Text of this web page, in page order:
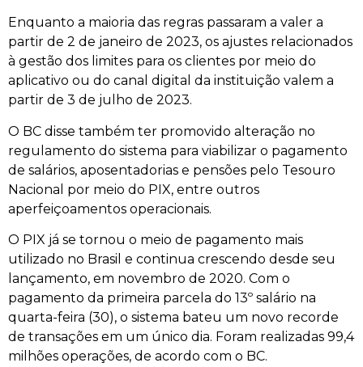
Enquanto a maioria das regras passaram a valer a
partir de 2 de janeiro de 2023, os ajustes relacionados
à gestão dos limites para os clientes por meio do
aplicativo ou do canal digital da instituição valem a
partir de 3 de julho de 2023.
O BC disse também ter promovido alteração no
regulamento do sistema para viabilizar o pagamento
de salários, aposentadorias e pensões pelo Tesouro
Nacional por meio do PIX, entre outros
aperfeiçoamentos operacionais.
O PIX já se tornou o meio de pagamento mais
utilizado no Brasil e continua crescendo desde seu
lançamento, em novembro de 2020. Com o
pagamento da primeira parcela do 13º salário na
quarta-feira (30), o sistema bateu um novo recorde
de transações em um único dia. Foram realizadas 99,4
milhões operações, de acordo com o BC.